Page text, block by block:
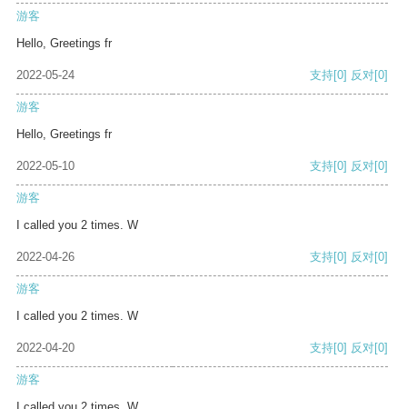
游客
Hello, Greetings fr
2022-05-24 支持[0] 反对[0]
游客
Hello, Greetings fr
2022-05-10 支持[0] 反对[0]
游客
I called you 2 times. W
2022-04-26 支持[0] 反对[0]
游客
I called you 2 times. W
2022-04-20 支持[0] 反对[0]
游客